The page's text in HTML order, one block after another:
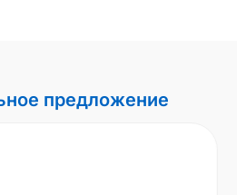
предложение